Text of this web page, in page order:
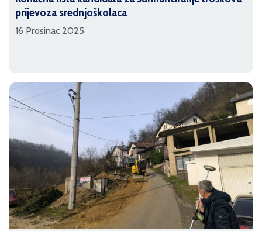
prijevoza srednjoškolaca
16 Prosinac 2025